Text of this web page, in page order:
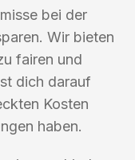
bei der
Wir bieten
fairen und
dich darauf
Kosten
haben.